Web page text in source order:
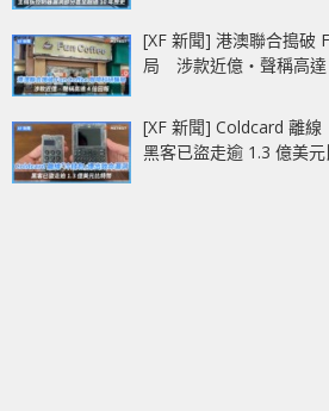
[XF 新聞] 港澳聯合搗破
局 涉款近億‧聲稱高達
[XF 新聞] Coldcard 離
黑客已盜走逾 1.3 億美